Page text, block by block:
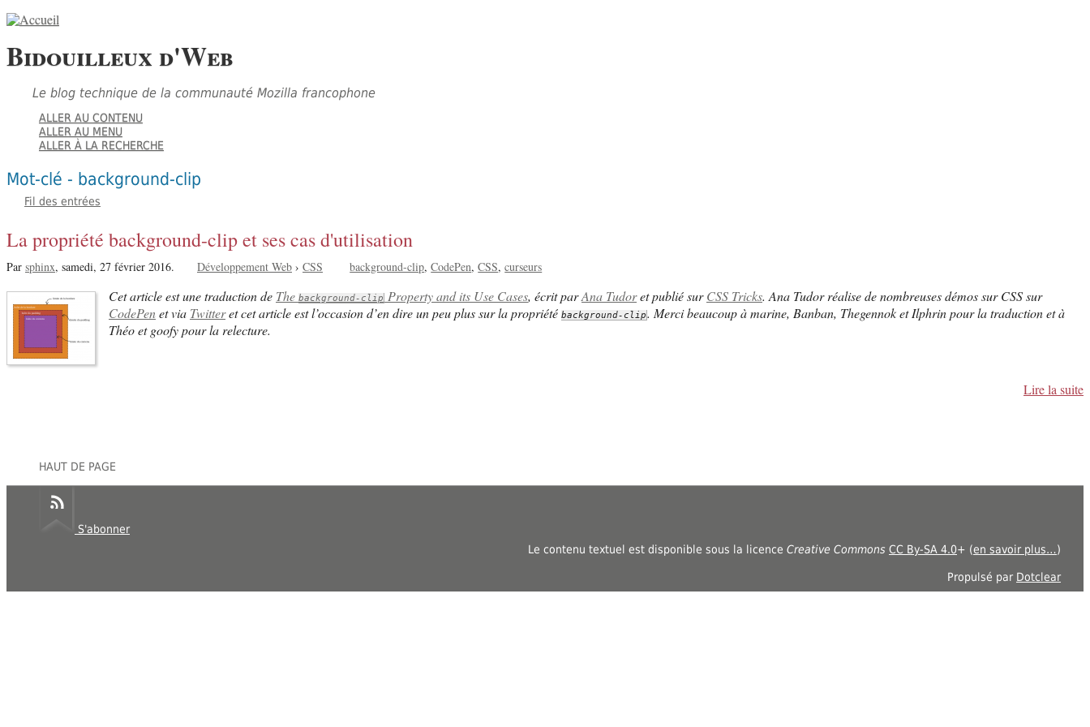
Bidouilleux d'Web
Le blog technique de la communauté Mozilla francophone
ALLER AU CONTENU
ALLER AU MENU
ALLER À LA RECHERCHE
Mot-clé - background-clip
Fil des entrées
La propriété background-clip et ses cas d'utilisation
Par sphinx, samedi, 27 février 2016. Développement Web › CSS background-clip CodePen CSS curseurs
Cet article est une traduction de The background-clip Property and its Use Cases, écrit parAna Tudoret publié surCSS Tricks. Ana Tudor réalise de nombreuses démos sur CSS sur
CodePenet via Twitteret cet article est l’occasion d’en dire un peu plus sur la propriété background-clip. Merci beaucoup à marine, Banban, Thegennok et Ilphrin pour la traduction et à
Théo et goofy pour la relecture.
Lire la suite
HAUT DE PAGE
S'abonner
Le contenu textuel est disponible sous la licence Creative Commons CC By-SA 4.0+ (en savoir plus…)
Propulsé par Dotclear